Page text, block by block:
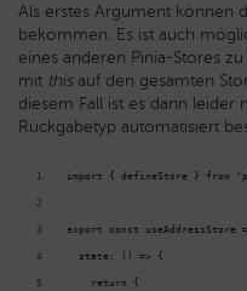
Als erstes Argument können
bekommen. Es ist auch
eines anderen Pinia-Stores
mit thisauf den gesamten
diesem Fall ist es dann
Rückgabetyp automatisiert
import { defineStore } from
export const
  state: () => {
    return {